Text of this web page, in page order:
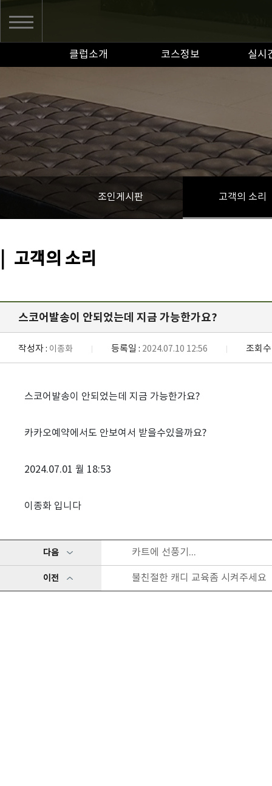
클럽소개 코스정보 실시
조인게시판 고객의 소리
고객의 소리
스코어발송이 안되었는데 지금 가능한가요?
작성자 : 이종화 등록일 : 2024.07.10 12:56 조회
스코어발송이 안되었는데 지금 가능한가요?
카카오예약에서도 안보여서 받을수있을까요?
2024.07.01 월 18:53
이종화 입니다
다음 카트에 선풍기...
이전 불친절한 캐디 교육좀 시켜주세요